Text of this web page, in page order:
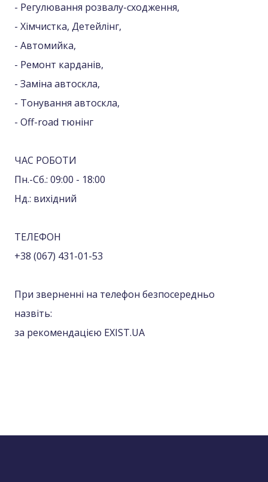
- Регулювання розвалу-сходження,
- Хімчистка, Детейлінг,
- Автомийка,
- Ремонт карданів,
- Заміна автоскла,
- Тонування автоскла,
- Off-road тюнінг
ЧАС РОБОТИ
Пн.-Сб.: 09:00 - 18:00
Нд.: вихідний
ТЕЛЕФОН
+38 (067) 431-01-53
При зверненні на телефон безпосередньо
назвіть:
за рекомендацією EXIST.UA